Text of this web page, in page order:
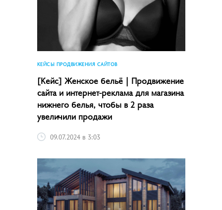
КЕЙСЫ ПРОДВИЖЕНИЯ САЙТОВ
[Кейс] Женское бельё | Продвижение
сайта и интернет-реклама для магазина
нижнего белья, чтобы в 2 раза
увеличили продажи
09.07.2024 в 3:03